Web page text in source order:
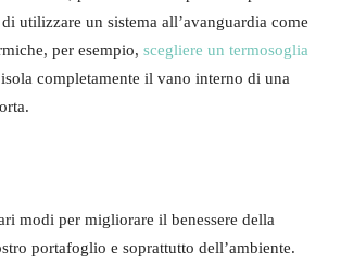
utilizzare un sistema all’avanguardia come
per esempio, scegliere un termosoglia
completamente il vano interno di una
modi per migliorare il benessere della
portafoglio e soprattutto dell’ambiente.